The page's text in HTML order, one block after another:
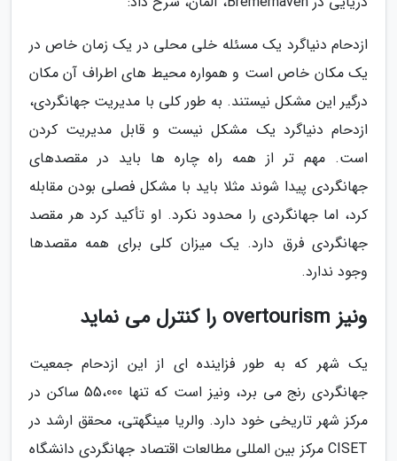
ازدحام دنیاگرد یک مسئله خلی محلی در یک زمان خاص در
یک مکان خاص است و همواره محیط های اطراف آن مکان
درگیر این مشکل نیستند. به طور کلی با مدیریت جهانگردی،
ازدحام دنیاگرد یک مشکل نیست و قابل مدیریت کردن
است. مهم تر از همه راه چاره ها باید در مقصدهای
جهانگردی پیدا شوند مثلا باید با مشکل فصلی بودن مقابله
کرد، اما جهانگردی را محدود نکرد. او تأکید کرد هر مقصد
جهانگردی فرق دارد. یک میزان کلی برای همه مقصدها
وجود ندارد.
ونیز overtourism را کنترل می نماید
یک شهر که به طور فزاینده ای از این ازدحام جمعیت
جهانگردی رنج می برد، ونیز است که تنها 55،000 ساکن در
مرکز شهر تاریخی خود دارد. والریا مینگهتی، محقق ارشد در
CISET مرکز بین المللی مطالعات اقتصاد جهانگردی دانشگاه